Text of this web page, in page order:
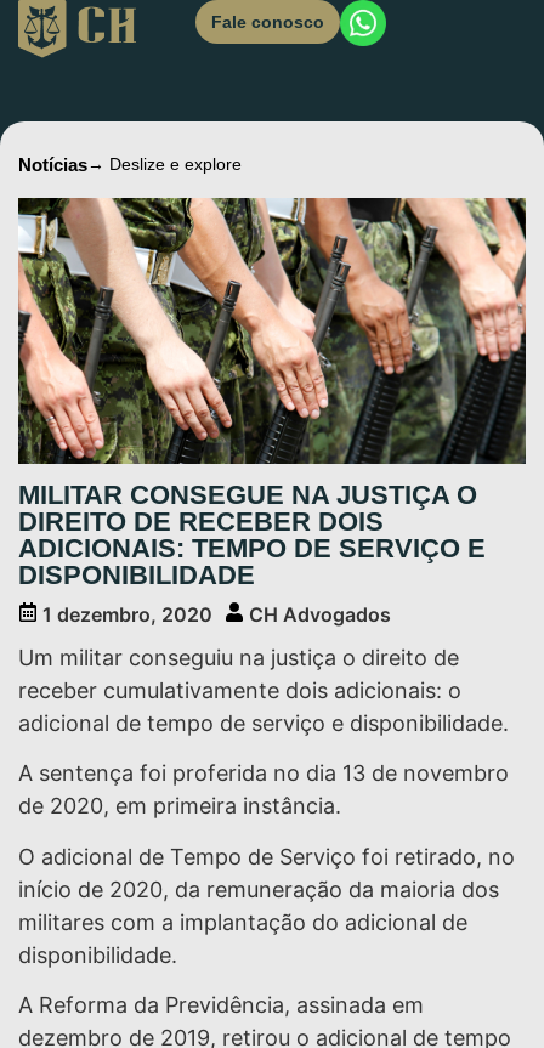
Fale conosco
Notícias→ Deslize e explore
MILITAR CONSEGUE NA JUSTIÇA O
DIREITO DE RECEBER DOIS
ADICIONAIS: TEMPO DE SERVIÇO E
DISPONIBILIDADE
1 dezembro, 2020 CH Advogados
Um militar conseguiu na justiça o direito de
receber cumulativamente dois adicionais: o
adicional de tempo de serviço e disponibilidade.
A sentença foi proferida no dia 13 de novembro
de 2020, em primeira instância.
O adicional de Tempo de Serviço foi retirado, no
início de 2020, da remuneração da maioria dos
militares com a implantação do adicional de
disponibilidade.
A Reforma da Previdência, assinada em
dezembro de 2019, retirou o adicional de tempo